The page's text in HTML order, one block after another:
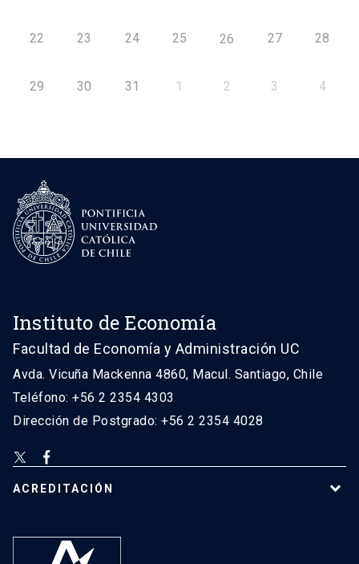
22 23 24 25 26 27 28
29 30 31 1 2 3 4
Instituto de Economía
Facultad de Economía y Administración UC
Avda. Vicuña Mackenna 4860, Macul. Santiago, Chile
Teléfono: +56 2 2354 4303
Dirección de Postgrado: +56 2 2354 4028
ACREDITACIÓN